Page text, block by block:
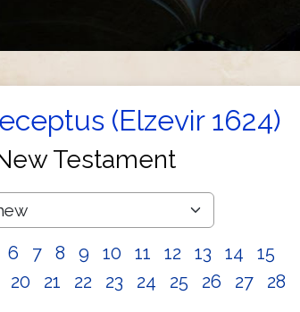
(Elzevir 1624)
Testament
6 7 8 9 10 11 12 13 14
15
20 21 22 23 24 25 26 27 28